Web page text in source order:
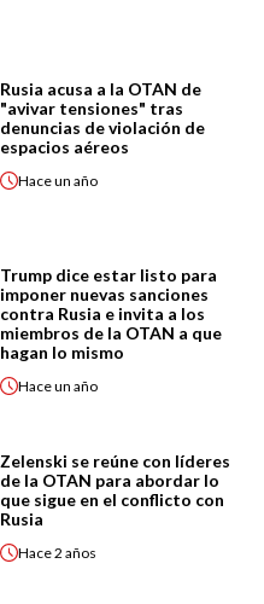
Rusia acusa a la OTAN de
"avivar tensiones" tras
denuncias de violación de
espacios aéreos
Haceun año
Trump dice estar listo para
imponer nuevas sanciones
contra Rusia e invita a los
miembros de la OTAN a que
hagan lo mismo
Haceun año
Zelenski se reúne con líderes
de la OTAN para abordar lo
que sigue en el conflicto con
Rusia
Hace2 años